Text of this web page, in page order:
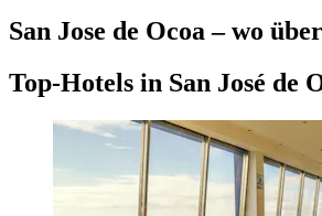
San Jose de Ocoa – wo
Top-Hotels in San José de